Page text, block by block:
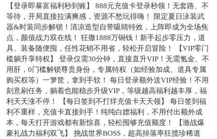
【登录即暴富福利秒到账】 888元充值卡登录秒领！无套路、不
等待，开局直接拉满爽感，资源不愁玩得嗨！ 限定夏日泳装武
器&时装同步解锁！清凉造型自带吸睛特效，上阵即成为全场焦
点，颜值战力双在线！ 狂撒1888万铜钱！新手起步零压力，道
具、装备随便囤，任性花销不用省，轻松开启冒险！ 【VIP零门
槛躺升享特权】 登录仅需30分钟，直接直升VIP！无需氪金、不
用肝，0门槛解锁尊贵身份，专属特权（如经验加成、道具专属
购买权等）一箩筐，拿到手软！ 每日登录额外送VIP经验！不用
刻意刷任务，躺着也能稳步升级VIP，等级越高福利越丰厚，福
利天天涨不停！ 【每日签到不打烊充值卡天天领】 每日签到福
利不重样，充值卡直接到手！纯纯白嫖福利，不用付出额外成
本，每天打开游戏都有新惊喜，轻松囤够充值额度！ 【激战爆
豪礼战力福利双飞】 挑战世界BOSS，超高掉落率狂揽珍稀道